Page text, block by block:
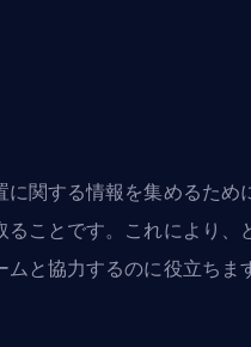
関する情報を集めるため
ことです。これにより、
と協力するのに役立ちま